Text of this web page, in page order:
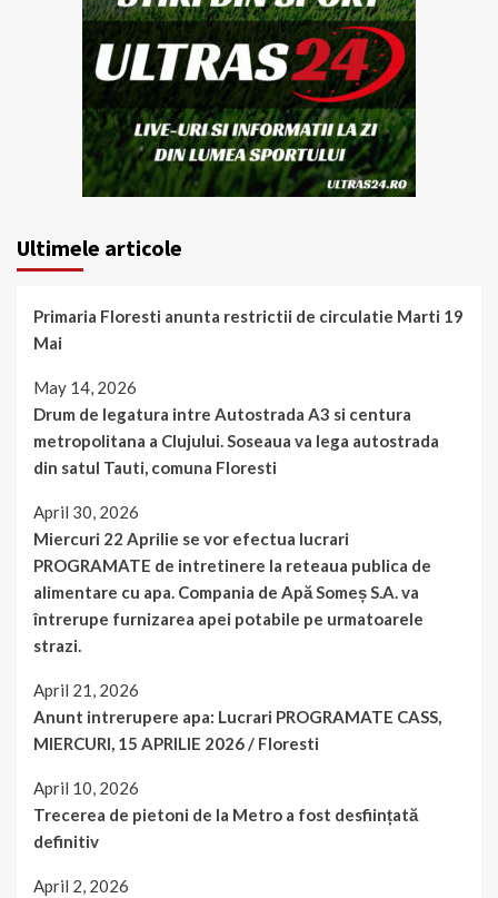
Ultimele articole
Primaria Floresti anunta restrictii de circulatie Marti 19
Mai
May 14, 2026
Drum de legatura intre Autostrada A3 si centura
metropolitana a Clujului. Soseaua va lega autostrada
din satul Tauti, comuna Floresti
April 30, 2026
Miercuri 22 Aprilie se vor efectua lucrari
PROGRAMATE de intretinere la reteaua publica de
alimentare cu apa. Compania de Apă Someș S.A. va
întrerupe furnizarea apei potabile pe urmatoarele
strazi.
April 21, 2026
Anunt intrerupere apa: Lucrari PROGRAMATE CASS,
MIERCURI, 15 APRILIE 2026 / Floresti
April 10, 2026
Trecerea de pietoni de la Metro a fost desființată
definitiv
April 2, 2026